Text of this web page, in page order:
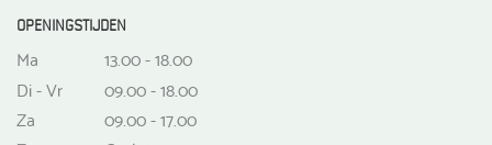
OPENINGSTIJDEN
Ma
13.00 - 18.00
Di - Vr
09.00 - 18.00
Za
09.00 - 17.00